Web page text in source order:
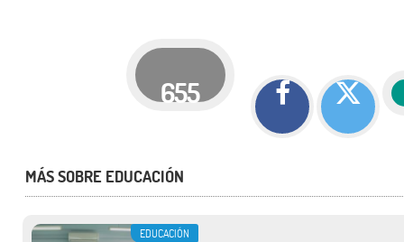
655
MÁS SOBRE EDUCACIÓN
EDUCACIÓN